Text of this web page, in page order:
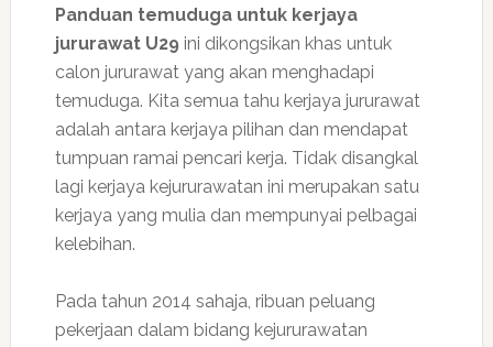
Panduan temuduga untuk kerjaya
jururawat U29ini dikongsikan khas untuk
calon jururawat yang akan menghadapi
temuduga. Kita semua tahu kerjaya jururawat
adalah antara kerjaya pilihan dan mendapat
tumpuan ramai pencari kerja. Tidak disangkal
lagi kerjaya kejururawatan ini merupakan satu
kerjaya yang mulia dan mempunyai pelbagai
kelebihan.
Pada tahun 2014 sahaja, ribuan peluang
pekerjaan dalam bidang kejururawatan